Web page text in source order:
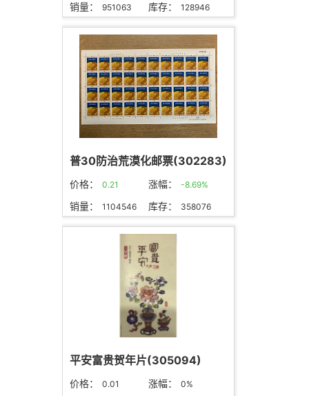
销量： 951063 库存： 128946
普30防治荒漠化邮票(302283)
价格： 0.21 涨幅： -8.69%
销量： 1104546 库存： 358076
平安富贵贺年片(305094)
价格： 0.01 涨幅： 0%